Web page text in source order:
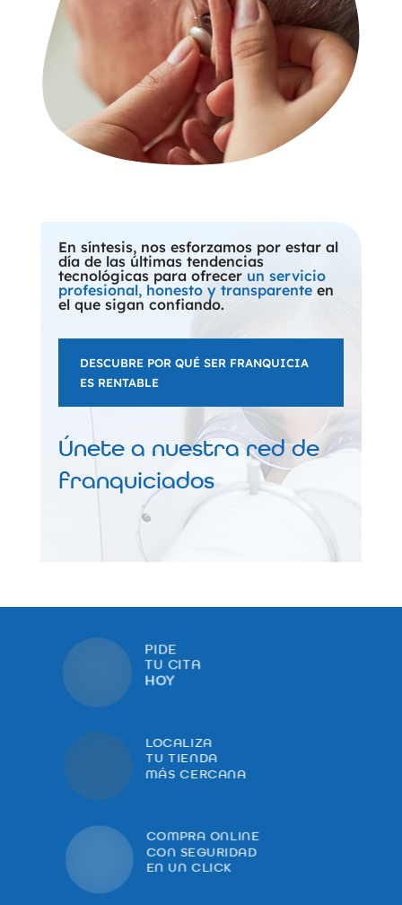
En síntesis, nos esforzamos por estar al
día de las últimas tendencias
tecnológicas para ofrecer un servicio
profesional, honesto y transparente en
el que sigan confiando.
DESCUBRE POR QUÉ SER FRANQUICIA
ES RENTABLE
Únete a nuestra red de
franquiciados
PIDE
TU CITA
HOY
LOCALIZA
TU TIENDA
MÁS CERCANA
COMPRA ONLINE
CON SEGURIDAD
EN UN CLICK